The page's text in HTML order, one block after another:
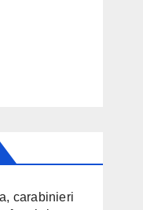
carabinieri